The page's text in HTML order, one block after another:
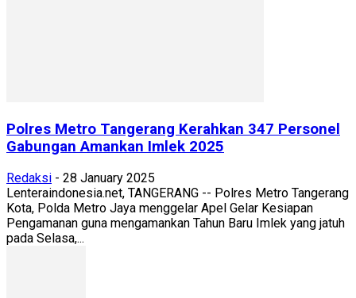
Polres Metro Tangerang Kerahkan 347 Personel
Gabungan Amankan Imlek 2025
Redaksi - 28 January 2025
Lenteraindonesia.net, TANGERANG -- Polres Metro Tangerang
Kota, Polda Metro Jaya menggelar Apel Gelar Kesiapan
Pengamanan guna mengamankan Tahun Baru Imlek yang jatuh
pada Selasa,...